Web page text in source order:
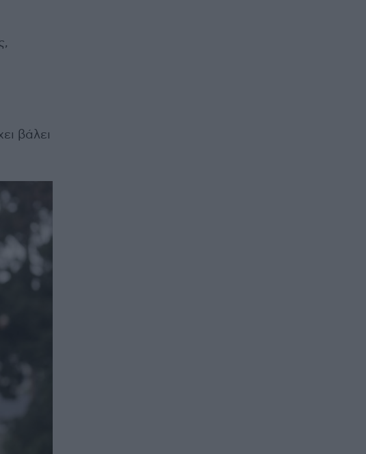
βάλει